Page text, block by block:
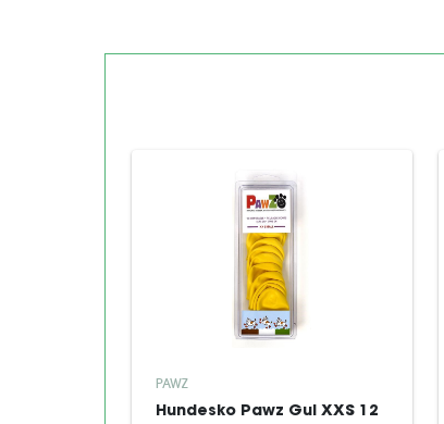
PAWZ
Hundesko Pawz Gul XXS 12